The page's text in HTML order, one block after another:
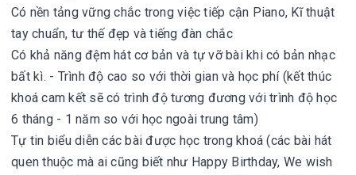
Có nền tảng vững chắc trong việc tiếp cận Piano, Kĩ thuật
tay chuẩn, tư thế đẹp và tiếng đàn chắc
Có khả năng đệm hát cơ bản và tự vỡ bài khi có bản nhạc
bất kì. - Trình độ cao so với thời gian và học phí (kết thúc
khoá cam kết sẽ có trình độ tương đương với trình độ học
6 tháng - 1 năm so với học ngoài trung tâm)
Tự tin biểu diễn các bài được học trong khoá (các bài hát
quen thuộc mà ai cũng biết như Happy Birthday, We wish